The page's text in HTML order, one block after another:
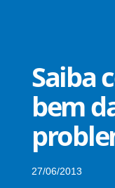
Saiba
bem
27/06/2013